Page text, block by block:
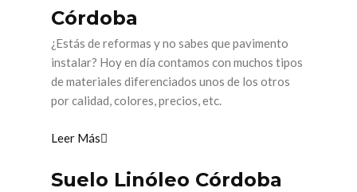
Córdoba
¿Estás de reformas y no sabes que pavimento
instalar? Hoy en día contamos con muchos tipos
de materiales diferenciados unos de los otros
por calidad, colores, precios, etc.
Leer Más
Suelo Linóleo Córdoba